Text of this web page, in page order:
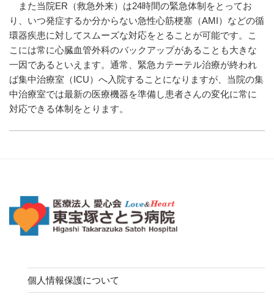
また当院ER（救急外来）は24時間の緊急体制をとってお
り、いつ発症するか分からない急性心筋梗塞（AMI）などの循
環器疾患に対してスムーズな対応をとることが可能です。こ
こには常に心臓血管外科のバックアップがあることも大きな
一因であるといえます。通常、緊急カテーテル治療が終われ
ば集中治療室（ICU）へ入院することになりますが、当院の集
中治療室では最新の医療機器を準備し患者さんの変化に常に
対応できる体制をとります。
個人情報保護について